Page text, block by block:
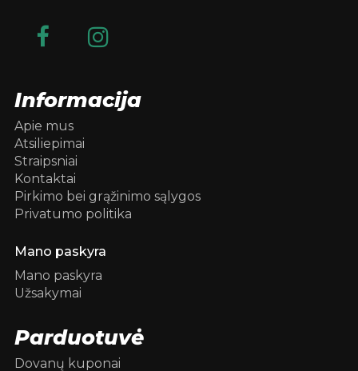
Informacija
Apie mus
Atsiliepimai
Straipsniai
Kontaktai
Pirkimo bei grąžinimo sąlygos
Privatumo politika
Mano paskyra
Mano paskyra
Užsakymai
Parduotuvė
Dovanų kuponai